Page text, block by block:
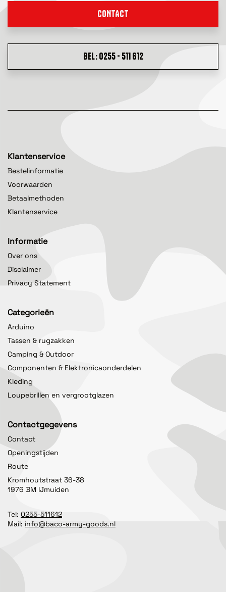
CONTACT
BEL: 0255 - 511 612
Klantenservice
Bestelinformatie
Voorwaarden
Betaalmethoden
Klantenservice
Informatie
Over ons
Disclaimer
Privacy Statement
Categorieën
Arduino
Tassen & rugzakken
Camping & Outdoor
Componenten & Elektronicaonderdelen
Kleding
Loupebrillen en vergrootglazen
Contactgegevens
Contact
Openingstijden
Route
Kromhoutstraat 36-38
1976 BM IJmuiden
Tel: 0255-511612
Mail: info@baco-army-goods.nl